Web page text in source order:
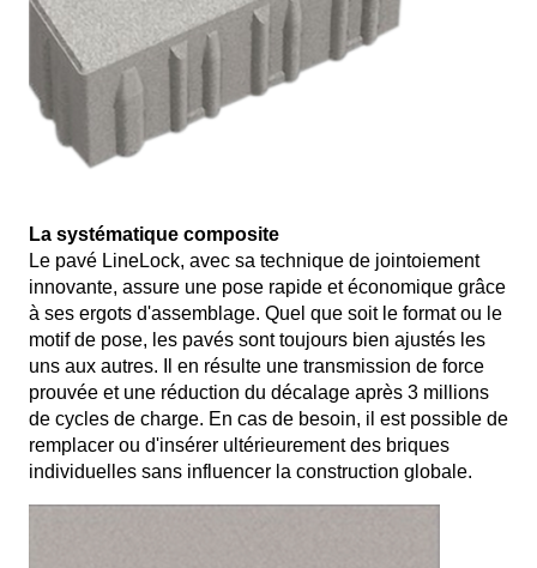
La systématique composite
Le pavé LineLock, avec sa technique de jointoiement
innovante, assure une pose rapide et économique grâce
à ses ergots d'assemblage. Quel que soit le format ou le
motif de pose, les pavés sont toujours bien ajustés les
uns aux autres. Il en résulte une transmission de force
prouvée et une réduction du décalage après 3 millions
de cycles de charge. En cas de besoin, il est possible de
remplacer ou d'insérer ultérieurement des briques
individuelles sans influencer la construction globale.